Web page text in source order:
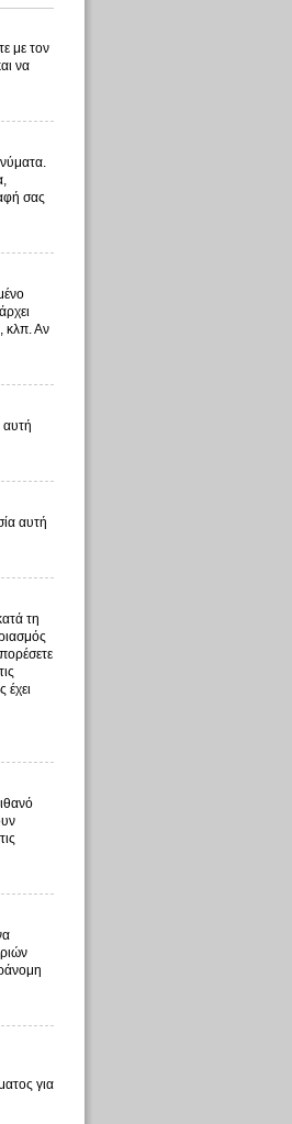
με τον
να
σας
κλπ. Αν
αυτή
αυτή
τη
έχει
για